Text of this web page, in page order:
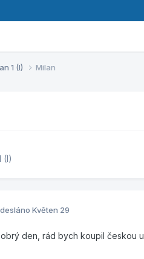
1 (I) Milan
(I)
Květen 29
obrý den, rád bych koupil českou